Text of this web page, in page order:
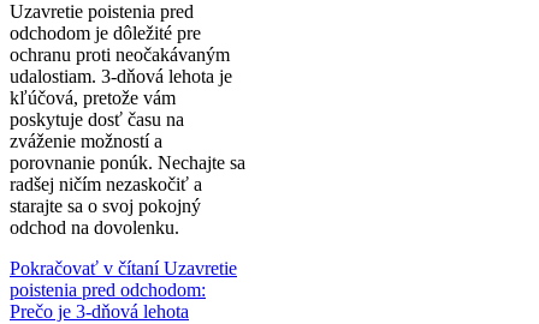
Uzavretie poistenia pred
odchodom je dôležité pre
ochranu proti neočakávaným
udalostiam. 3-dňová lehota je
kľúčová, pretože vám
poskytuje dosť času na
zváženie možností a
porovnanie ponúk. Nechajte sa
radšej ničím nezaskočiť a
starajte sa o svoj pokojný
odchod na dovolenku.
Pokračovať v čítaníUzavretie
poistenia pred odchodom:
Prečo je 3-dňová lehota